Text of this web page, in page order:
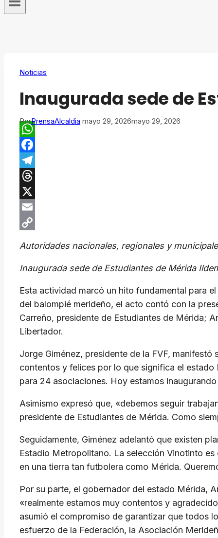
Noticias
Inaugurada sede de
PorPrensaAlcaldia mayo 29, 2026mayo 29, 2026
WhatsApp
Facebook
Telegram
Threads
X
Email
Autoridades nacionales, regionales y
Inaugurada sede de Estudiantes de Mérida
Esta actividad marcó un hito fundamental para
del balompié merideño, el acto contó con la
Carreño, presidente de Estudiantes de Mérida;
Libertador.
Jorge Giménez, presidente de la FVF,
contentos y felices por lo que significa el
para 24 asociaciones. Hoy estamos
Asimismo expresó que, «debemos seguir
presidente de Estudiantes de Mérida. Como
Seguidamente, Giménez adelantó que existen
Estadio Metropolitano. La selección Vinotinto
en una tierra tan futbolera como Mérida.
Por su parte, el gobernador del estado Mérida,
«realmente estamos muy contentos y
asumió el compromiso de garantizar que todos
esfuerzo de la Federación, la Asociación